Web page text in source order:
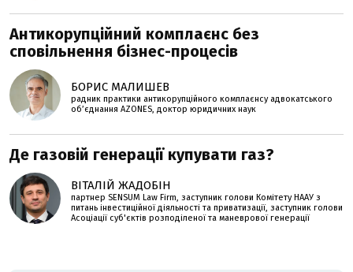
Антикорупційний комплаєнс без
сповільнення бізнес-процесів
БОРИС МАЛИШЕВ
радник практики антикорупційного комплаєнсу адвокатського
об’єднання AZONES, доктор юридичних наук
Де газовій генерації купувати газ?
ВІТАЛІЙ ЖАДОБІН
партнер SENSUM Law Firm, заступник голови Комітету НААУ з
питань інвестиційної діяльності та приватизації, заступник голови
Асоціації суб'єктів розподіленої та маневрової генерації